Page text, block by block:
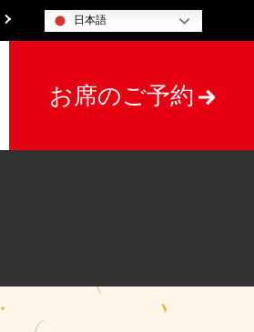
日本語
お席のご予約